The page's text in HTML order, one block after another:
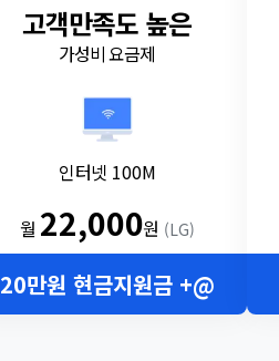
고객만족도 높은
가성비 요금제
인터넷 100M
월 22,000원 (LG)
20만원 현금지원금 +@